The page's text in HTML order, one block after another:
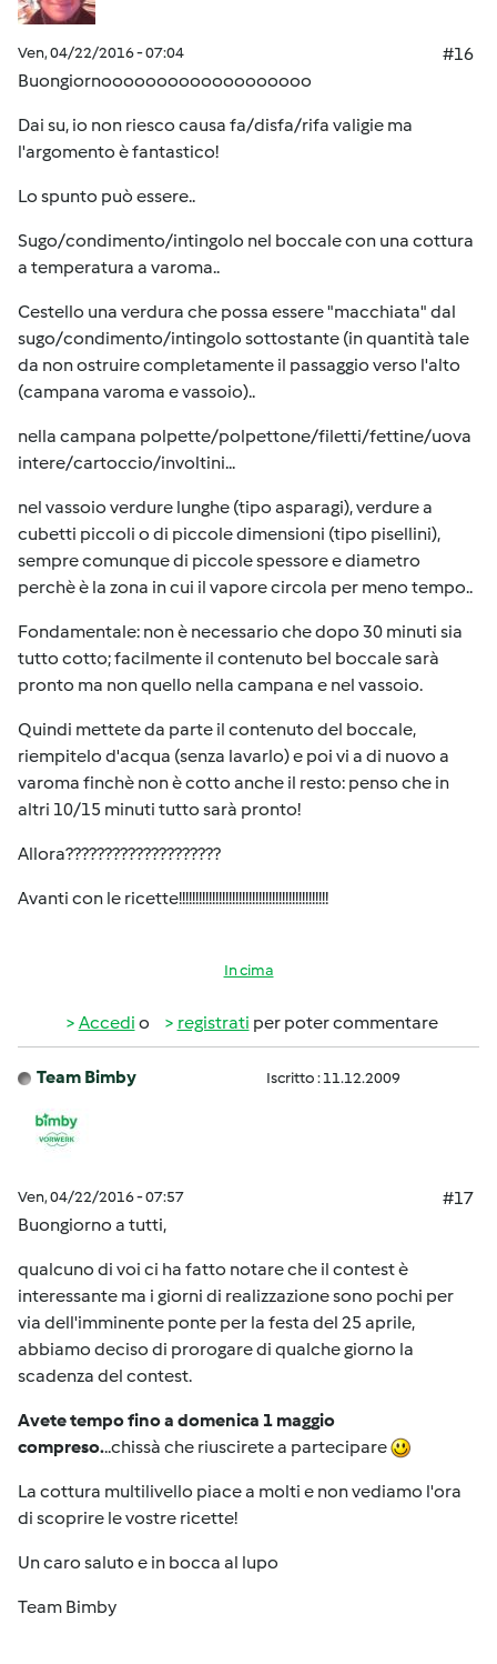
Ven, 04/22/2016 - 07:04
#16
Buongiornooooooooooooooooooo
Dai su, io non riesco causa fa/disfa/rifa valigie ma
l'argomento è fantastico!
Lo spunto può essere..
Sugo/condimento/intingolo nel boccale con una cottura
a temperatura a varoma..
Cestello una verdura che possa essere "macchiata" dal
sugo/condimento/intingolo sottostante (in quantità tale
da non ostruire completamente il passaggio verso l'alto
(campana varoma e vassoio)..
nella campana polpette/polpettone/filetti/fettine/uova
intere/cartoccio/involtini...
nel vassoio verdure lunghe (tipo asparagi), verdure a
cubetti piccoli o di piccole dimensioni (tipo pisellini),
sempre comunque di piccole spessore e diametro
perchè è la zona in cui il vapore circola per meno tempo..
Fondamentale: non è necessario che dopo 30 minuti sia
tutto cotto; facilmente il contenuto bel boccale sarà
pronto ma non quello nella campana e nel vassoio.
Quindi mettete da parte il contenuto del boccale,
riempitelo d'acqua (senza lavarlo) e poi vi a di nuovo a
varoma finchè non è cotto anche il resto: penso che in
altri 10/15 minuti tutto sarà pronto!
Allora????????????????????
Avanti con le ricette!!!!!!!!!!!!!!!!!!!!!!!!!!!!!!!!!!!!!!!!!!!!!
In cima
Accedi o registrati per poter commentare
Team Bimby Iscritto : 11.12.2009
Ven, 04/22/2016 - 07:57
#17
Buongiorno a tutti,
qualcuno di voi ci ha fatto notare che il contest è
interessante ma i giorni di realizzazione sono pochi per
via dell'imminente ponte per la festa del 25 aprile,
abbiamo deciso di prorogare di qualche giorno la
scadenza del contest.
Avete tempo fino a domenica 1 maggio
compreso...chissà che riuscirete a partecipare
La cottura multilivello piace a molti e non vediamo l'ora
di scoprire le vostre ricette!
Un caro saluto e in bocca al lupo
Team Bimby